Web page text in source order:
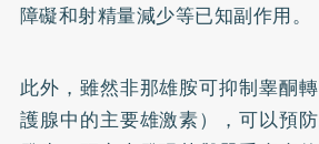
障礙和射精量減少等已知副作用。
此外，雖然非那雄胺可抑制睾酮
護腺中的主要雄激素），可以預